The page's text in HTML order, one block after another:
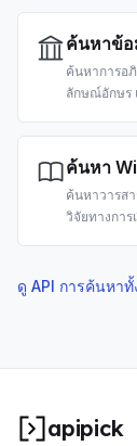
AI
ค้นหาข้อ
ค้นหาการอ
ลักษณ์อักษร
ค้นหา
ค้นหาวารส
วิจัยทางกา
ดู API การค้นหา
apipick